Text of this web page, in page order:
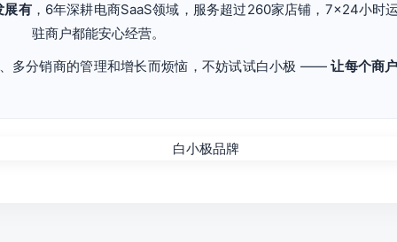
展有，6年深耕电商SaaS领域，服务超过260家店铺，7×24小时
驻商户都能安心经营。
多分销商的管理和增长而烦恼，不妨试试白小极 ——让每个商